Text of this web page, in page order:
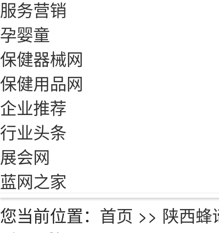
服务营销
孕婴童
保健器械网
保健用品网
企业推荐
行业头条
展会网
蓝网之家
您当前位置： 首页 >> 陕西蜂